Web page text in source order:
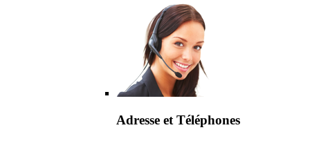
Adresse et Téléphones